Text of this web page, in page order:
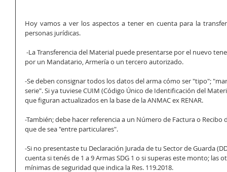
Hoy vamos a ver los aspectos a tener en cuenta para la
personas jurídicas.
por un Mandatario, Armería o un tercero autorizado.
-Se deben consignar todos los datos del arma cómo ser "tipo";
serie". Si ya tuviese CUIM (Código Único de Identificación del
que figuran actualizados en la base de la ANMAC ex RENAR.
-También; debe hacer referencia a un Número de Factura o Recibo
que de sea "entre particulares".
-Si no presentaste tu Declaración Jurada de tu Sector de Guarda
cuenta si tenés de 1 a 9 Armas SDG 1 o si superas este monto; las
mínimas de seguridad que indica la Res. 119.2018.